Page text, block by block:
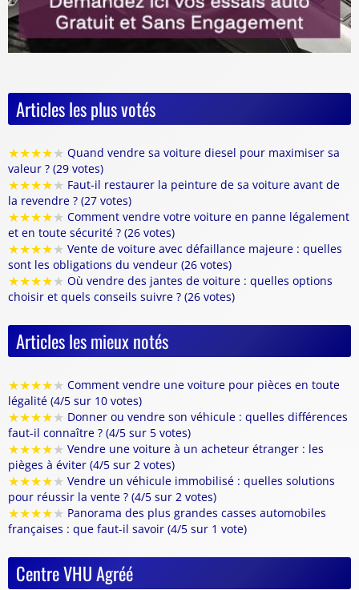
Articles les plus votés
★★★★★ Quand vendre sa voiture diesel pour maximiser sa
valeur ? (29 votes)
★★★★★ Faut-il restaurer la peinture de sa voiture avant de
la revendre ? (27 votes)
★★★★★ Comment vendre votre voiture en panne légalement
et en toute sécurité ? (26 votes)
★★★★★ Vente de voiture avec défaillance majeure : quelles
sont les obligations du vendeur (26 votes)
★★★★★ Où vendre des jantes de voiture : quelles options
choisir et quels conseils suivre ? (26 votes)
Articles les mieux notés
★★★★★ Comment vendre une voiture pour pièces en toute
légalité (4/5 sur 10 votes)
★★★★★ Donner ou vendre son véhicule : quelles différences
faut-il connaître ? (4/5 sur 5 votes)
★★★★★ Vendre une voiture à un acheteur étranger : les
pièges à éviter (4/5 sur 2 votes)
★★★★★ Vendre un véhicule immobilisé : quelles solutions
pour réussir la vente ? (4/5 sur 2 votes)
★★★★★ Panorama des plus grandes casses automobiles
françaises : que faut-il savoir (4/5 sur 1 vote)
Centre VHU Agréé